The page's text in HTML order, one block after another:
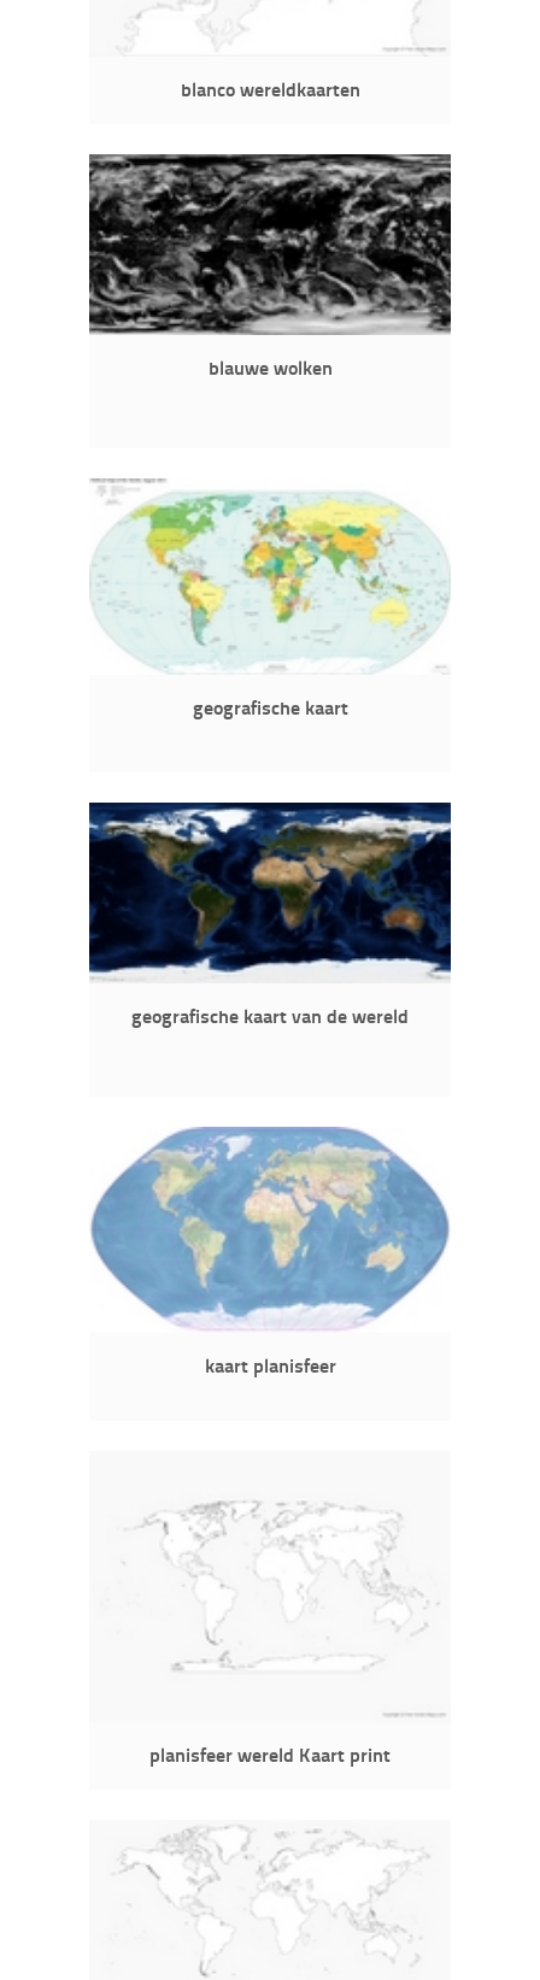
blanco wereldkaarten
blauwe wolken
geografische kaart
geografische kaart van de wereld
kaart planisfeer
planisfeer wereld Kaart print